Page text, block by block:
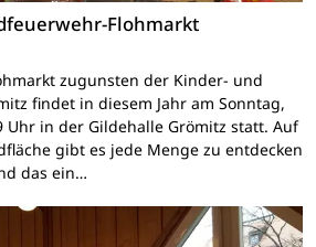
Flohmarkt
zugunsten der Kinder- und
findet in diesem Jahr am Sonntag,
Uhr in der Gildehalle Grömitz statt. Auf
gibt es jede Menge zu entdecken
das ein…